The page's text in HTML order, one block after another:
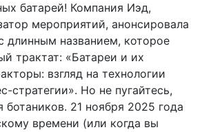
батарей! Компания Иэд,
мероприятий, анонсировала
длинным названием, которое
трактат: «Батареи и их
взгляд на технологии
стратегии». Но не пугайтесь,
ботаников. 21 ноября 2025 года
времени (или когда вы